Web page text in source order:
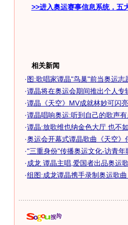
>>进入奥运赛事信息系统，五
相关新闻
·图:歌唱家谭晶"鸟巢"前当奥运志
·谭晶将在奥运会期间推出个人专
·谭晶《天空》MV成就林妙可闪
·谭晶唱响奥运:听到自己的歌声
·谭晶:放歌维也纳金色大厅 也不
·奥运会开幕式谭晶歌曲《天空》
·"三重身份"传播奥运文化-访青年
·成龙 谭晶主唱,爱国者出品奥运
·组图:成龙谭晶携手录制奥运歌